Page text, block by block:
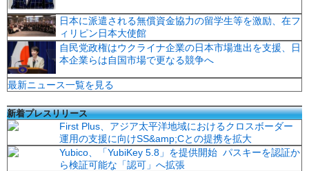
日本に派遣される無償資金協力の留学生等を激励、在フ
ィリピン日本大使館
自民党政権はウクライナ企業の日本市場進出を支援、日
本企業らは自国市場で更なる競争へ
最新ニュース一覧を見る
新着プレスリリース
First Plus、アジア太平洋地域におけるクロスボーダー
運用の支援に向けSS&amp;Cとの提携を拡大
Yubico、「YubiKey 5.8」を提供開始 パスキーを認証か
ら検証可能な「認可」へ拡張